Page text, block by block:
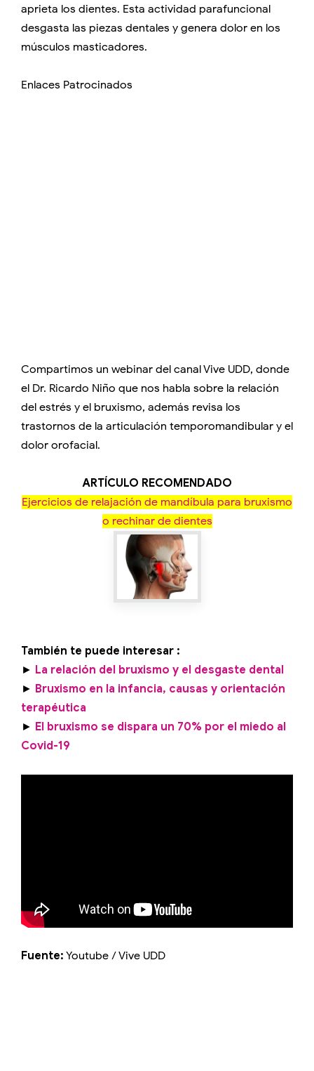
aprieta los dientes. Esta actividad parafuncional
desgasta las piezas dentales y genera dolor en los
músculos masticadores.
Enlaces Patrocinados
Compartimos un webinar del canal Vive UDD, donde
el Dr. Ricardo Niño que nos habla sobre la relación
del estrés y el bruxismo, además revisa los
trastornos de la articulación temporomandibular y el
dolor orofacial.
ARTÍCULO RECOMENDADO
Ejercicios de relajación de mandíbula para bruxismo
o rechinar de dientes
También te puede interesar :
► La relación del bruxismo y el desgaste dental
► Bruxismo en la infancia, causas y orientación
terapéutica
► El bruxismo se dispara un 70% por el miedo al
Covid-19
Fuente: Youtube / Vive UDD